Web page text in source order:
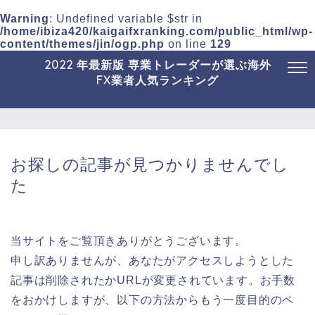
Warning: Undefined variable $str in
/home/ibiza420/kaigaifxranking.com/public_html/wp-
content/themes/jin/ogp.php on line 129
2022 年最新版 専業トレーダーが選ぶ海外
FX業者人気ランキング
お探しの記事が見つかりませんでし
た
当サイトをご覧頂きありがとうございます。
申し訳ありませんが、あなたがアクセスしようとした
記事は削除されたかURLが変更されています。お手数
をおかけしますが、以下の方法からもう一度目的のペ